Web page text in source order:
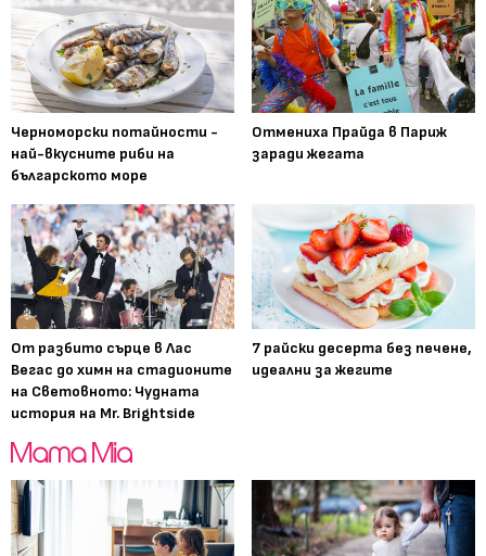
Черноморски потайности -
най-вкусните риби на
българското море
Отмениха Прайда в Париж
заради жегата
От разбито сърце в Лас
Вегас до химн на стадионите
на Световното: Чудната
история на Mr. Brightside
7 райски десерта без печене,
идеални за жегите